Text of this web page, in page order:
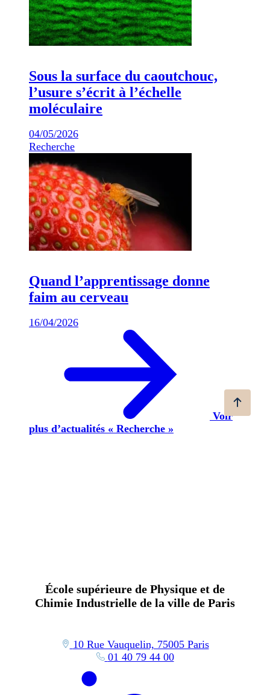
Sous la surface du caoutchouc,
l’usure s’écrit à l’échelle
moléculaire
04/05/2026
Recherche
Quand l’apprentissage donne
faim au cerveau
16/04/2026
Voir
plus d’actualités « Recherche »
École supérieure de Physique et de
Chimie Industrielle de la ville de Paris
10 Rue Vauquelin, 75005 Paris
01 40 79 44 00